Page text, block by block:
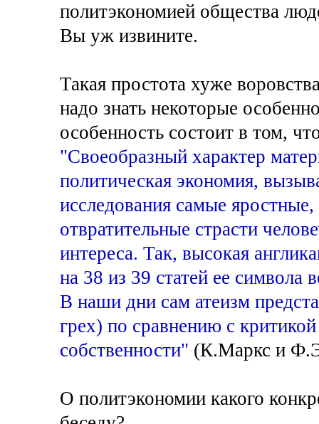
политэкономией общества
Вы уж извините.
Такая простота хуже
надо знать некоторые
особенность состоит в том,
"Своеобразный характер
политическая экономия,
исследования самые
отвратительные страсти
интереса. Так, высокая
на 38 из 39 статей ее символа
В наши дни сам атеизм
грех) по сравнению с
собственности" (К.Маркс и
О политэкономии какого